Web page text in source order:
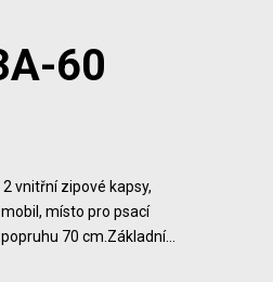
60
vnitřní zipové kapsy,
místo pro psací
70 cm.Základní…